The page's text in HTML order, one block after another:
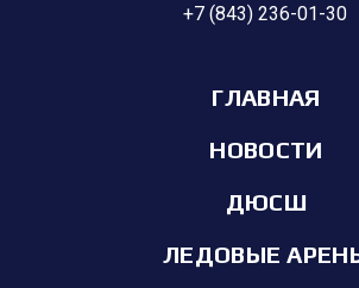
+7 (843) 236-01-30
ГЛАВНАЯ
НОВОСТИ
ДЮСШ
ЛЕДОВЫЕ